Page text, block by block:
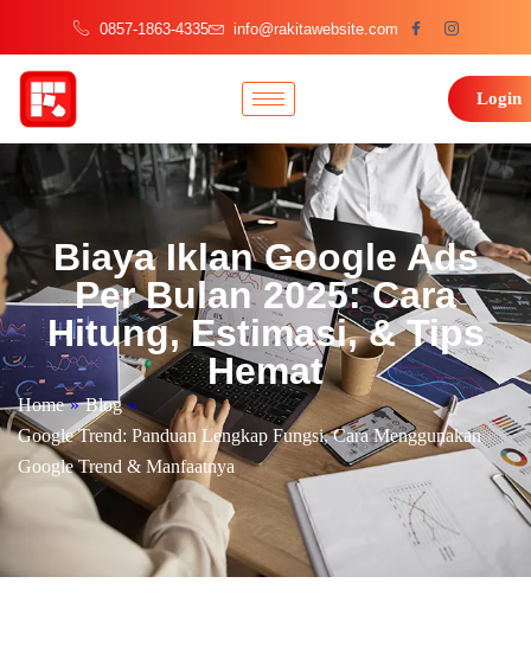
0857-1863-4335 info@rakitawebsite.com
Login
Biaya Iklan Google Ads
Per Bulan 2025: Cara
Hitung, Estimasi, & Tips
Hemat
Home » Blog »
Google Trend: Panduan Lengkap Fungsi, Cara Menggunakan
Google Trend & Manfaatnya